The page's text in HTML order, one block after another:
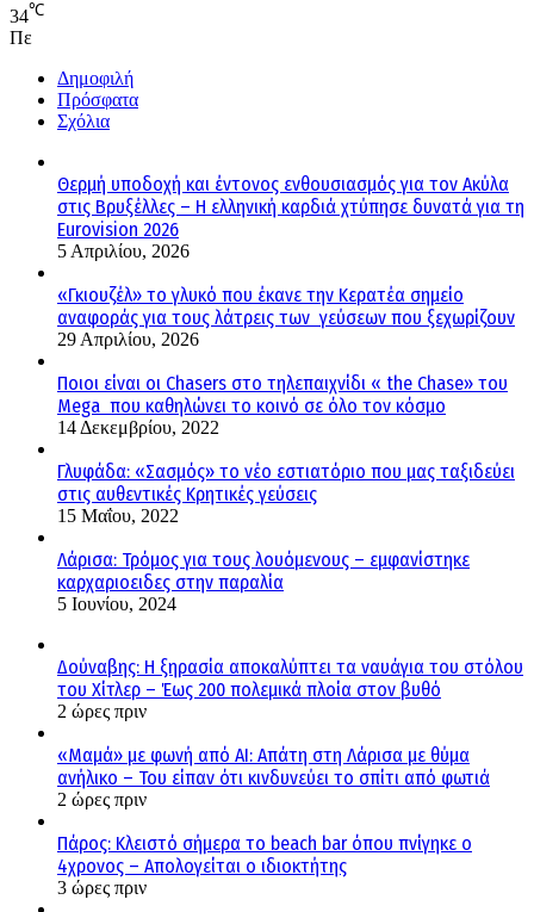
34℃
Πε
Δημοφιλή
Πρόσφατα
Σχόλια
Θερμή υποδοχή και έντονος ενθουσιασμός για τον Ακύλα
στις Βρυξέλλες – Η ελληνική καρδιά χτύπησε δυνατά για τη
Eurovision 2026
5 Απριλίου, 2026
«Γκιουζέλ» το γλυκό που έκανε την Κερατέα σημείο
αναφοράς για τους λάτρεις των γεύσεων που ξεχωρίζουν
29 Απριλίου, 2026
Ποιοι είναι οι Chasers στο τηλεπαιχνίδι « the Chase» του
Mega που καθηλώνει το κοινό σε όλο τον κόσμο
14 Δεκεμβρίου, 2022
Γλυφάδα: «Σασμός» το νέο εστιατόριο που μας ταξιδεύει
στις αυθεντικές Κρητικές γεύσεις
15 Μαΐου, 2022
Λάρισα: Τρόμος για τους λουόμενους – εμφανίστηκε
καρχαριοειδες στην παραλία
5 Ιουνίου, 2024
Δούναβης: Η ξηρασία αποκαλύπτει τα ναυάγια του στόλου
του Χίτλερ – Έως 200 πολεμικά πλοία στον βυθό
2 ώρες πριν
«Μαμά» με φωνή από AI: Απάτη στη Λάρισα με θύμα
ανήλικο – Του είπαν ότι κινδυνεύει το σπίτι από φωτιά
2 ώρες πριν
Πάρος: Κλειστό σήμερα το beach bar όπου πνίγηκε ο
4χρονος – Απολογείται ο ιδιοκτήτης
3 ώρες πριν